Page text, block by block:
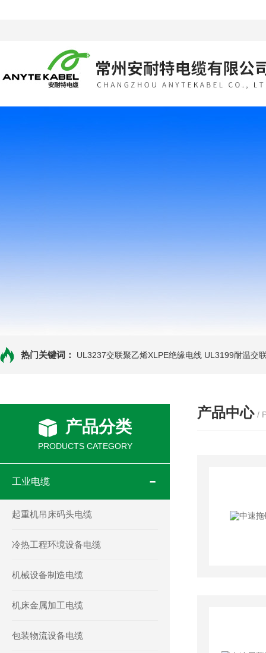
热门关键词： UL3237交联聚乙烯XLPE绝缘电线 UL3199耐温交
产品分类
PRODUCTS CATEGORY
工业电缆
起重机吊床码头电缆
冷热工程环境设备电缆
机械设备制造电缆
机床金属加工电缆
包装物流设备电缆
产品中心 /